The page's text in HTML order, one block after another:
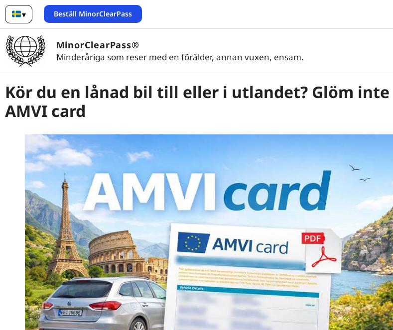
▾
Svenska
Beställ MinorClearPass
MinorClearPass®
Minderåriga som reser med en förälder, annan vuxen, ensam.
Kör du en lånad bil till eller i utlandet? Glöm inte
AMVI card